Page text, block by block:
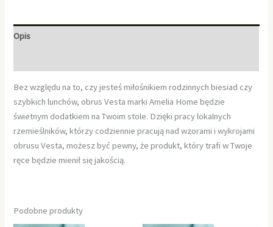
Opis
Bez względu na to, czy jesteś miłośnikiem rodzinnych biesiad czy
szybkich lunchów, obrus Vesta marki Amelia Home będzie
świetnym dodatkiem na Twoim stole. Dzięki pracy lokalnych
rzemieślników, którzy codziennie pracują nad wzorami i wykrojami
obrusu Vesta, możesz być pewny, że produkt, który trafi w Twoje
ręce będzie mienił się jakością.
Podobne produkty